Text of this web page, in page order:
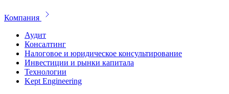
Компания
Аудит
Консалтинг
Налоговое и юридическое консультирование
Инвестиции и рынки капитала
Технологии
Kept Engineering